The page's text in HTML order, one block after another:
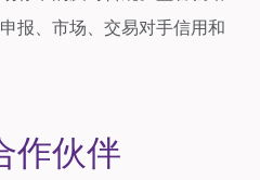
报、市场、交易对手信用和
作伙伴